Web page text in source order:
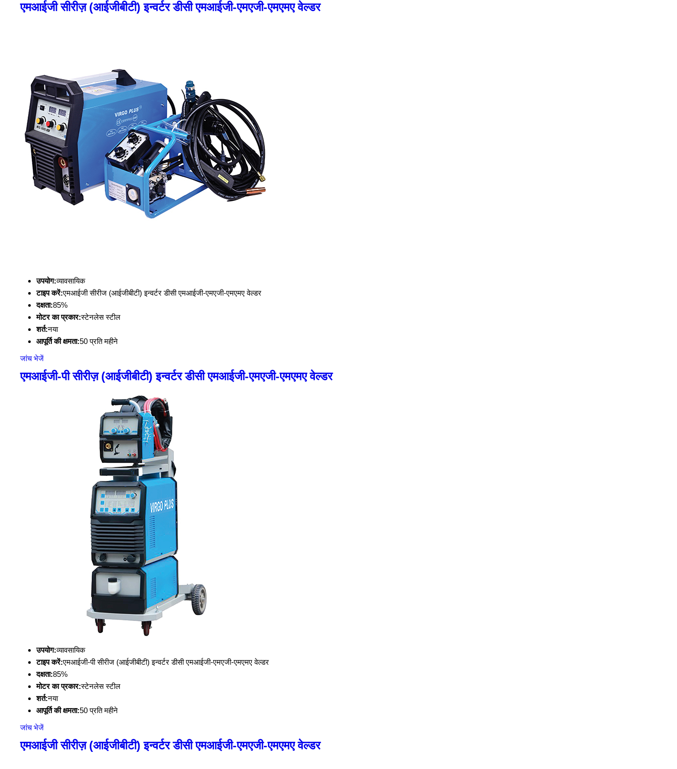
एमआईजी सीरीज़ (आईजीबीटी) इन्वर्टर डीसी एमआईजी-एमएजी-एमएमए वेल्डर
उपयोग:व्यावसायिक
टाइप करें:एमआईजी सीरीज (आईजीबीटी) इन्वर्टर डीसी एमआईजी-एमएजी-एमएमए वेल्डर
दक्षता:85%
मोटर का प्रकार:स्टेनलेस स्टील
शर्त:नया
आपूर्ति की क्षमता:50 प्रति महीने
जांच भेजें
एमआईजी-पी सीरीज़ (आईजीबीटी) इन्वर्टर डीसी एमआईजी-एमएजी-एमएमए वेल्डर
उपयोग:व्यावसायिक
टाइप करें:एमआईजी-पी सीरीज (आईजीबीटी) इन्वर्टर डीसी एमआईजी-एमएजी-एमएमए वेल्डर
दक्षता:85%
मोटर का प्रकार:स्टेनलेस स्टील
शर्त:नया
आपूर्ति की क्षमता:50 प्रति महीने
जांच भेजें
एमआईजी सीरीज़ (आईजीबीटी) इन्वर्टर डीसी एमआईजी-एमएजी-एमएमए वेल्डर